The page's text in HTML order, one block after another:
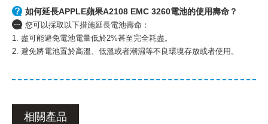
如何延長APPLE蘋果A2108 EMC 3260電池的使用壽命？
您可以採取以下措施延長電池壽命：
1. 盡可能避免電池電量低於2%甚至完全耗盡。
2. 避免將電池置於高溫、低溫或者潮濕等不良環境存放或者使用。
相關產品